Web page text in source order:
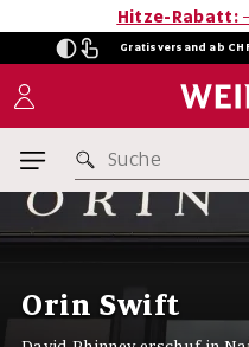
Hitze-Rabatt:
Gratisversand ab
Suche
Orin Swift